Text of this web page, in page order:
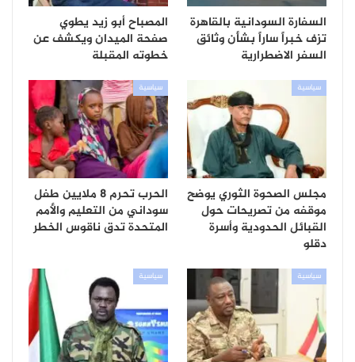
السفارة السودانية بالقاهرة
تزف خبراً ساراً بشأن وثائق
السفر الاضطرارية
المصباح أبو زيد يطوي
صفحة الميدان ويكشف عن
خطوته المقبلة
سياسية
مجلس الصحوة الثوري يوضح
موقفه من تصريحات حول
القبائل الحدودية وأسرة
دقلو
سياسية
الحرب تحرم 8 ملايين طفل
سوداني من التعليم والأمم
المتحدة تدق ناقوس الخطر
سياسية سياسية